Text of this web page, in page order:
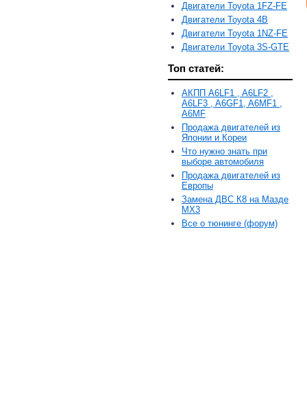
Двигатели Toyota 1FZ-FE
Двигатели Toyota 4B
Двигатели Toyota 1NZ-FE
Двигатели Toyota 3S-GTE
Топ статей:
АКПП A6LF1 , A6LF2 ,
A6LF3 , A6GF1, A6MF1 ,
A6MF
Продажа двигателей из
Японии и Кореи
Что нужно знать при
выборе автомобиля
Продажа двигателей из
Европы
Замена ДВС К8 на Мазде
MX3
Все о тюнинге (форум)